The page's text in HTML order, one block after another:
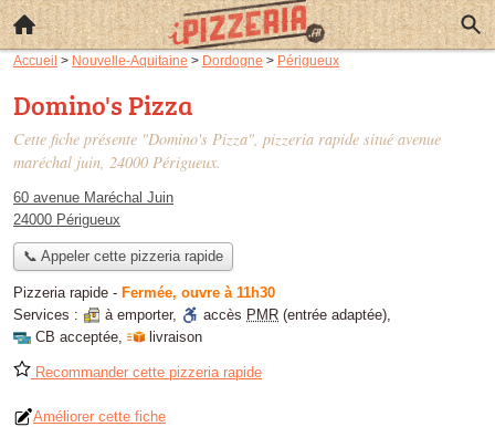
Accueil > Nouvelle-Aquitaine > Dordogne > Périgueux
Domino's Pizza
Cette fiche présente "Domino's Pizza", pizzeria rapide situé avenue
maréchal juin, 24000 Périgueux.
60 avenue Maréchal Juin
24000 Périgueux
📞 Appeler cette pizzeria rapide
Pizzeria rapide - Fermée, ouvre à 11h30
Services :
à emporter, accès PMR (entrée adaptée),
CB acceptée, livraison
Recommander cette pizzeria rapide
Améliorer cette fiche